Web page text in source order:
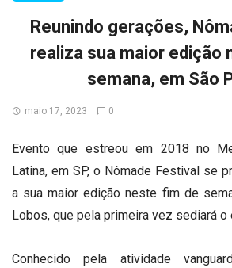
Reunindo gerações,
realiza sua maior edição
semana, em São
maio 17, 2023 0
Evento que estreou em 2018 no
Latina, em SP, o Nômade Festival se
a sua maior edição neste fim de
Lobos, que pela primeira vez sediará o
Conhecido pela atividade